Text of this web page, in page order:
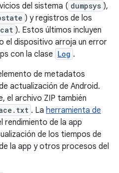
del sistema ( dumpsys ),
) y registros de los
). Estos últimos incluyen
el dispositivo arroja un error
con la clase Log .
de metadatos
actualización de Android.
el archivo ZIP también
. La herramienta de
rendimiento de la app
de los tiempos de
la app y otros procesos del